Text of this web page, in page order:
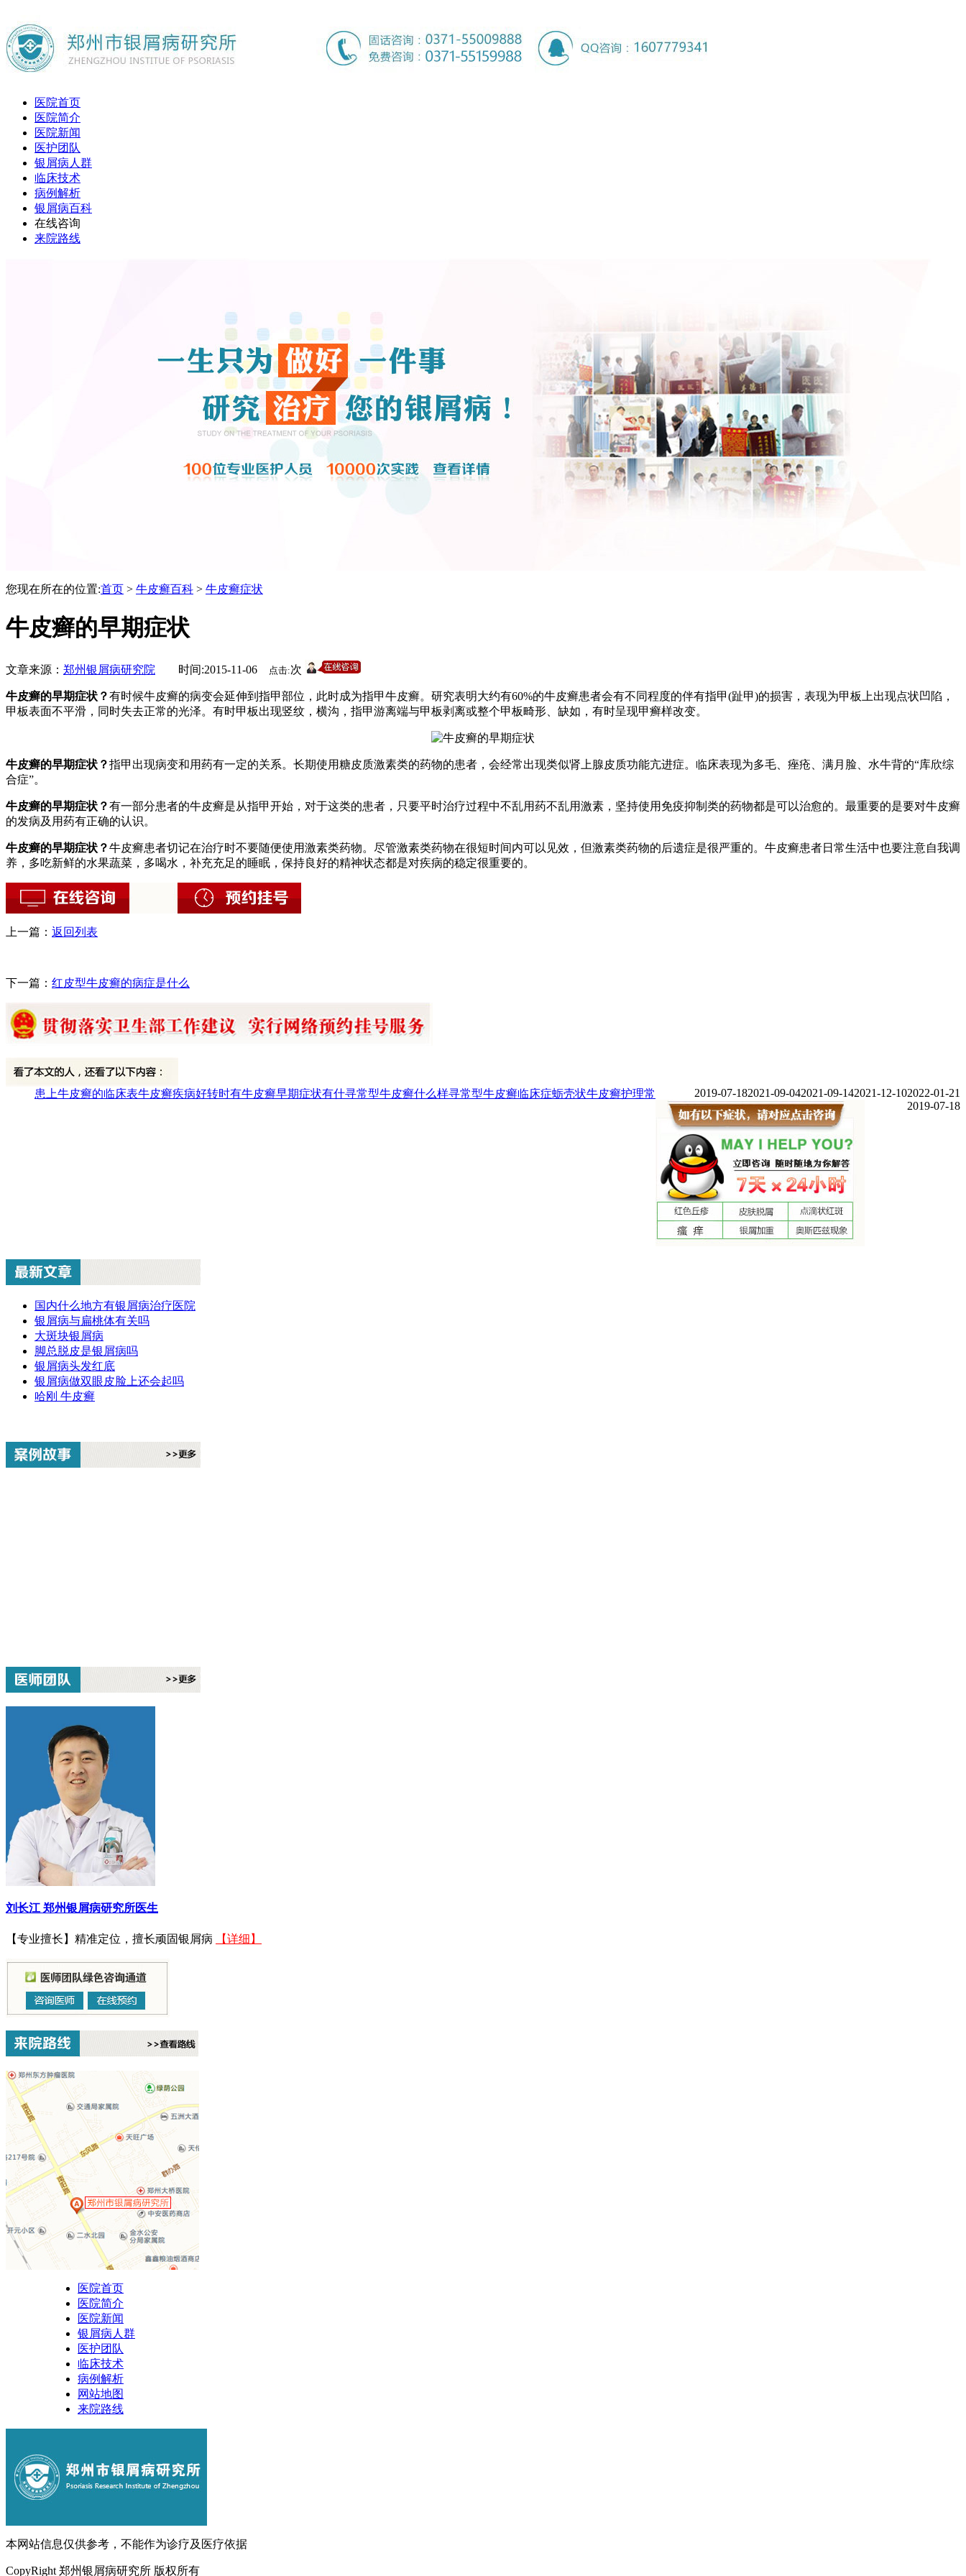
医院首页
医院简介
医院新闻
医护团队
银屑病人群
临床技术
病例解析
银屑病百科
在线咨询
来院路线
您现在所在的位置:首页 > 牛皮癣百科 > 牛皮癣症状
牛皮癣的早期症状
文章来源： 郑州银屑病研究院 时间:2015-11-06 点击:次
牛皮癣的早期症状？有时候牛皮癣的病变会延伸到指甲部位，此时成为指甲牛皮癣。研究表明大约有60%的牛皮癣患者会有不同程度的伴有指甲(趾甲)的损害，表现为甲板上出现点状凹陷，
甲板表面不平滑，同时失去正常的光泽。有时甲板出现竖纹，横沟，指甲游离端与甲板剥离或整个甲板畸形、缺如，有时呈现甲癣样改变。
牛皮癣的早期症状？指甲出现病变和用药有一定的关系。长期使用糖皮质激素类的药物的患者，会经常出现类似肾上腺皮质功能亢进症。临床表现为多毛、痤疮、满月脸、水牛背的“库欣综
合症”。
牛皮癣的早期症状？有一部分患者的牛皮癣是从指甲开始，对于这类的患者，只要平时治疗过程中不乱用药不乱用激素，坚持使用免疫抑制类的药物都是可以治愈的。最重要的是要对牛皮癣
的发病及用药有正确的认识。
牛皮癣的早期症状？牛皮癣患者切记在治疗时不要随便使用激素类药物。尽管激素类药物在很短时间内可以见效，但激素类药物的后遗症是很严重的。牛皮癣患者日常生活中也要注意自我调
养，多吃新鲜的水果蔬菜，多喝水，补充充足的睡眠，保持良好的精神状态都是对疾病的稳定很重要的。
上一篇： 返回列表
下一篇： 红皮型牛皮癣的病症是什么
患上牛皮癣的临床表 2022-01-21
牛皮癣疾病好转时有 2021-12-10
牛皮癣早期症状有什 2021-09-14
寻常型牛皮癣什么样 2021-09-04
寻常型牛皮癣临床症 2019-07-18
蛎壳状牛皮癣护理常
2019-07-18
国内什么地方有银屑病治疗医院
银屑病与扁桃体有关吗
大斑块银屑病
脚总脱皮是银屑病吗
银屑病头发红底
银屑病做双眼皮脸上还会起吗
哈刚 牛皮癣
刘长江 郑州银屑病研究所医生
【专业擅长】精准定位，擅长顽固银屑病 【详细】
医院首页
医院简介
医院新闻
银屑病人群
医护团队
临床技术
病例解析
网站地图
来院路线
本网站信息仅供参考，不能作为诊疗及医疗依据
CopyRight 郑州银屑病研究所 版权所有